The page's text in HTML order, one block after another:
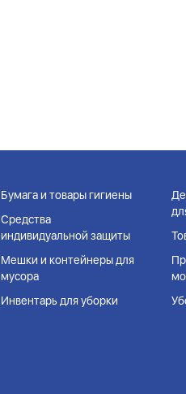
Бумага и товары гигиены
Средства
индивидуальной защиты
Мешки и контейнеры для
мусора
Инвентарь для уборки